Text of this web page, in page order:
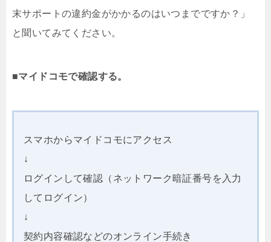
末サポートの違約金がかかるのはいつまでですか？」
と聞いてみてください。
■マイドコモで確認する。
スマホからマイドコモにアクセス
↓
ログインして確認（ネットワーク暗証番号を入力
してログイン）
↓
契約内容確認などのオンライン手続き